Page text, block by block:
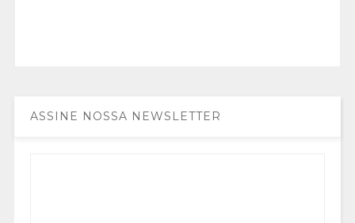
ASSINE NOSSA NEWSLETTER